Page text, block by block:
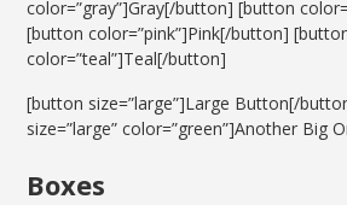
color=”gray”]Gray[/button] [button
[button color=”pink”]Pink[/button]
color=”teal”]Teal[/button]
[button size=”large”]Large Button[/
size=”large” color=”green”]Another Big
Boxes